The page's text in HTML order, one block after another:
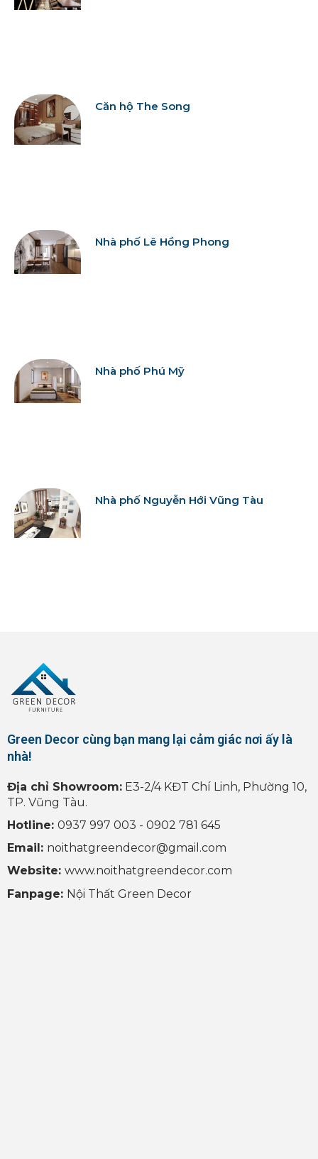
Căn hộ The Song
Nhà phố Lê Hồng Phong
Nhà phố Phú Mỹ
Nhà phố Nguyễn Hới Vũng Tàu
Green Decor cùng bạn mang lại cảm giác nơi ấy là
nhà!
Địa chỉ Showroom: E3-2/4 KĐT Chí Linh, Phường 10,
TP. Vũng Tàu.
Hotline: 0937 997 003 - 0902 781 645
Email: noithatgreendecor@gmail.com
Website: www.noithatgreendecor.com
Fanpage: Nội Thất Green Decor